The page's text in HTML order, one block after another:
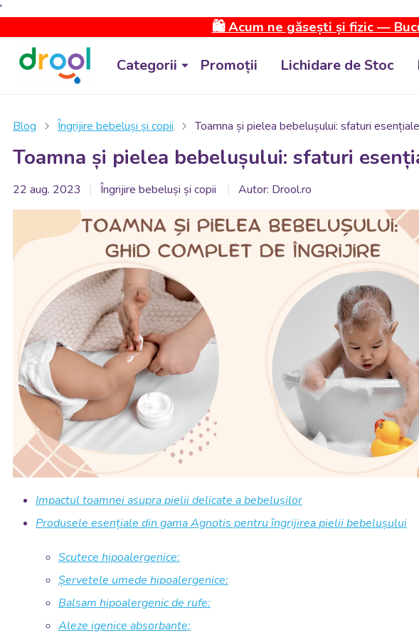
'
🛍️ Acum ne găsești și fizic —
Categorii Promoții Lichidare de Stoc
Blog Îngrijire bebeluși și copii Toamna și pielea bebelușului: sfaturi
Toamna și pielea bebelușului: sfaturi
22 aug. 2023 Îngrijire bebeluși și copii Autor: Drool.ro
Impactul toamnei asupra pielii delicate a bebelușilor
Produsele esențiale din gama Agnotis pentru îngrijirea pielii bebelușului
Scutece hipoalergenice:
Șervetele umede hipoalergenice:
Balsam hipoalergenic de rufe:
Aleze igenice absorbante: